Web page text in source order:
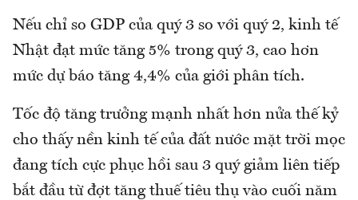
Nếu chỉ so GDP của quý 3 so với quý 2, kinh tế
Nhật đạt mức tăng 5% trong quý 3, cao hơn
mức dự báo tăng 4,4% của giới phân tích.
Tốc độ tăng trưởng mạnh nhất hơn nửa thế kỷ
cho thấy nền kinh tế của đất nước mặt trời mọc
đang tích cực phục hồi sau 3 quý giảm liên tiếp
bắt đầu từ đợt tăng thuế tiêu thụ vào cuối năm